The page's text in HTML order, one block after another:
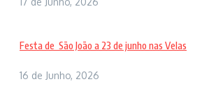
Festa de São João a 23 de junho nas Velas
16 de Junho, 2026